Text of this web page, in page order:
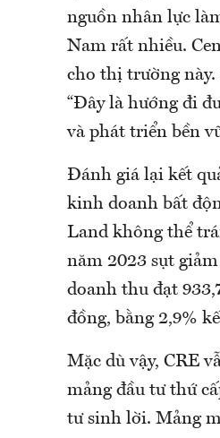
nguồn nhân lực
Nam rất nhiều.
cho thị trường này.
“Đây là hướng đi
và phát triển bền
Đánh giá lại kết
kinh doanh bất
Land không thể
năm 2023 sụt
doanh thu đạt
đồng, bằng 2,9%
Mặc dù vậy, CRE
mảng đầu tư thứ
tư sinh lời. Mảng